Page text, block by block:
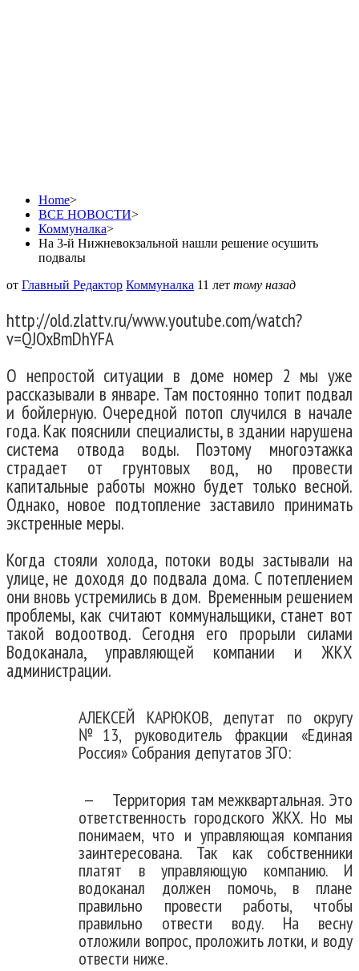
Home>
ВСЕ НОВОСТИ>
Коммуналка>
На 3-й Нижневокзальной нашли решение осушить
подвалы
от Главный Редактор Коммуналка 11 лет тому назад
http://old.zlattv.ru/www.youtube.com/watch?
v=QJOxBmDhYFA
О непростой ситуации в доме номер 2 мы уже
рассказывали в январе. Там постоянно топит подвал
и бойлерную. Очередной потоп случился в начале
года. Как пояснили специалисты, в здании нарушена
система отвода воды. Поэтому многоэтажка
страдает от грунтовых вод, но провести
капитальные работы можно будет только весной.
Однако, новое подтопление заставило принимать
экстренные меры.
Когда стояли холода, потоки воды застывали на
улице, не доходя до подвала дома. С потеплением
они вновь устремились в дом. Временным решением
проблемы, как считают коммунальщики, станет вот
такой водоотвод. Сегодня его прорыли силами
Водоканала, управляющей компании и ЖКХ
администрации.
АЛЕКСЕЙ КАРЮКОВ, депутат по округу
№13, руководитель фракции «Единая
Россия» Собрания депутатов ЗГО:
— Территория там межквартальная. Это
ответственность городского ЖКХ. Но мы
понимаем, что и управляющая компания
заинтересована. Так как собственники
платят в управляющую компанию. И
водоканал должен помочь, в плане
правильно провести работы, чтобы
правильно отвести воду. На весну
отложили вопрос, проложить лотки, и воду
отвести ниже.